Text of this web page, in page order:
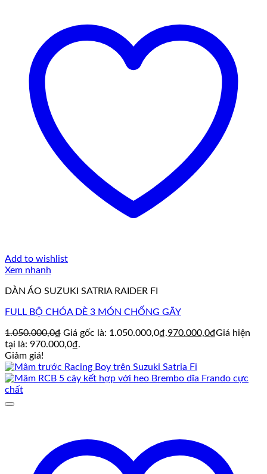
Add to wishlist
Xem nhanh
DÀN ÁO SUZUKI SATRIA RAIDER FI
FULL BỘ CHÓA DÈ 3 MÓN CHỐNG GÃY
1.050.000,0₫ Giá gốc là: 1.050.000,0₫.970.000,0₫Giá hiện
tại là: 970.000,0₫.
Giảm giá!